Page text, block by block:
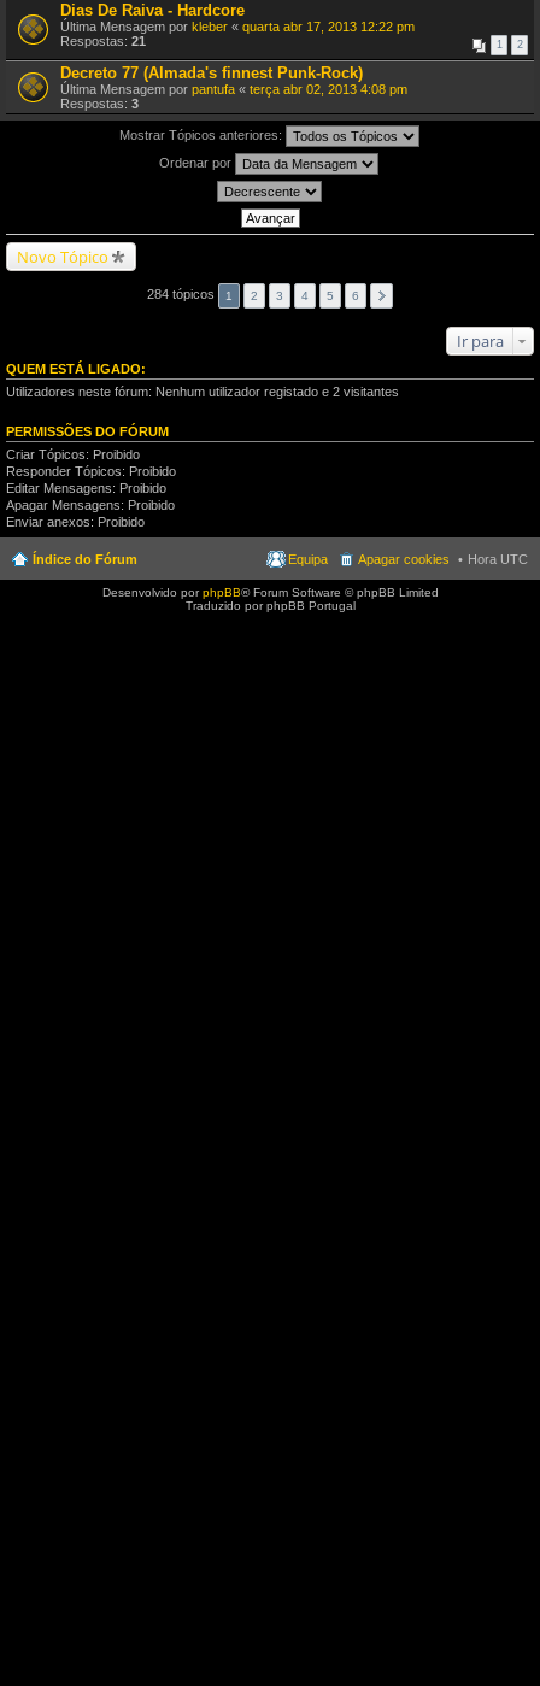
Dias De Raiva - Hardcore
Última Mensagem por kleber « quarta abr 17, 2013 12:22 pm
Respostas: 21 1 2
Decreto 77 (Almada's finnest Punk-Rock)
Última Mensagem por pantufa « terça abr 02, 2013 4:08 pm
Respostas: 3
Mostrar Tópicos anteriores:
Ordenar por
Novo Tópico
284 tópicos 1 2 3 4 5 6
Ir para
QUEM ESTÁ LIGADO:
Utilizadores neste fórum: Nenhum utilizador registado e 2 visitantes
PERMISSÕES DO FÓRUM
Criar Tópicos: Proibido
Responder Tópicos: Proibido
Editar Mensagens: Proibido
Apagar Mensagens: Proibido
Enviar anexos: Proibido
Índice do Fórum Hora UTC
Apagar cookies
Equipa
Desenvolvido porphpBB® Forum Software © phpBB Limited
Traduzido por phpBB Portugal